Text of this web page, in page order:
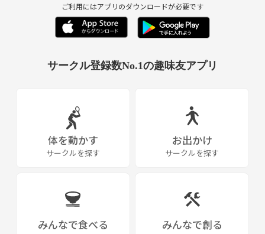
ご利用にはアプリのダウンロードが必要です
サークル登録数No.1の趣味友アプリ
体を動かす
サークルを探す
お出かけ
サークルを探す
みんなで食べる みんなで創る